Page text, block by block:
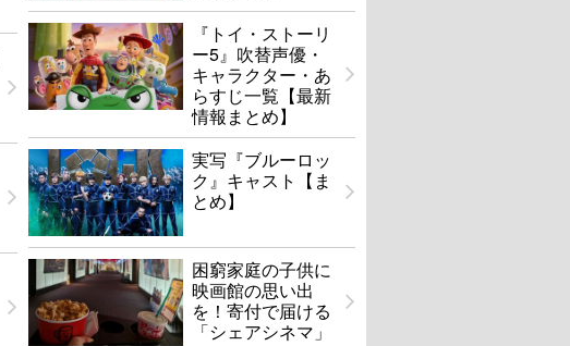
『トイ・ストーリ
ー5』吹替声優・
キャラクター・あ
らすじ一覧【最新
情報まとめ】
実写『ブルーロッ
ク』キャスト【ま
とめ】
困窮家庭の子供に
映画館の思い出
を！寄付で届ける
「シェアシネマ」